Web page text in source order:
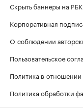
Скрыть баннеры на РБК
Корпоративная
О соблюдении
Пользовательское
Политика в
Политика обработки